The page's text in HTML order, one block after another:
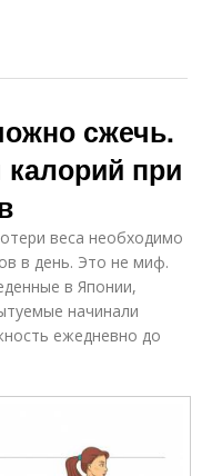
сжечь.
калорий при
веса необходимо
в день. Это не миф.
в Японии,
начинали
ежедневно до